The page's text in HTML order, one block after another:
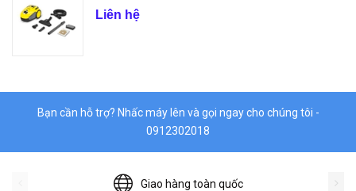
Liên hệ
Bạn cần hỗ trợ? Nhấc máy lên và gọi ngay cho chúng tôi -
0912302018
Giao hàng toàn quốc